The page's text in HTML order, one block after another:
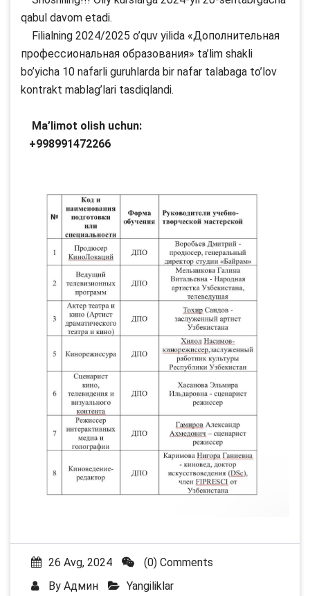
qabul davom etadi.
Filialning 2024/2025 o’quv yilida «Дополнительная
профессиональная образования» ta’lim shakli
bo’yicha 10 nafarli guruhlarda bir nafar talabaga to’lov
kontrakt mablag’lari tasdiqlandi.
Ma’limot olish uchun:
+998991472266
26 Avg, 2024
(0) Comments
By Админ Yangiliklar